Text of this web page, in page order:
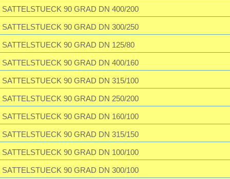
SATTELSTUECK 90 GRAD DN 400/200
SATTELSTUECK 90 GRAD DN 300/250
SATTELSTUECK 90 GRAD DN 125/80
SATTELSTUECK 90 GRAD DN 400/160
SATTELSTUECK 90 GRAD DN 315/100
SATTELSTUECK 90 GRAD DN 250/200
SATTELSTUECK 90 GRAD DN 160/100
SATTELSTUECK 90 GRAD DN 315/150
SATTELSTUECK 90 GRAD DN 100/100
SATTELSTUECK 90 GRAD DN 300/100